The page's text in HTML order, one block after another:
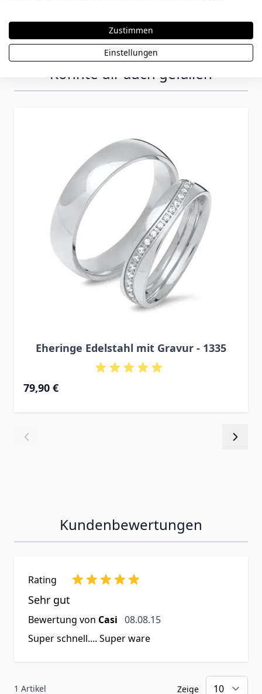
Könnte dir auch gefallen
Eheringe Edelstahl mit Gravur - 1335
79,90 €
Kundenbewertungen
Rating
Sehr gut
Bewertung von Casi 8. August 2015
08.08.15
Super schnell.... Super ware
1 Artikel Zeige
Zustimmen
Einstellungen